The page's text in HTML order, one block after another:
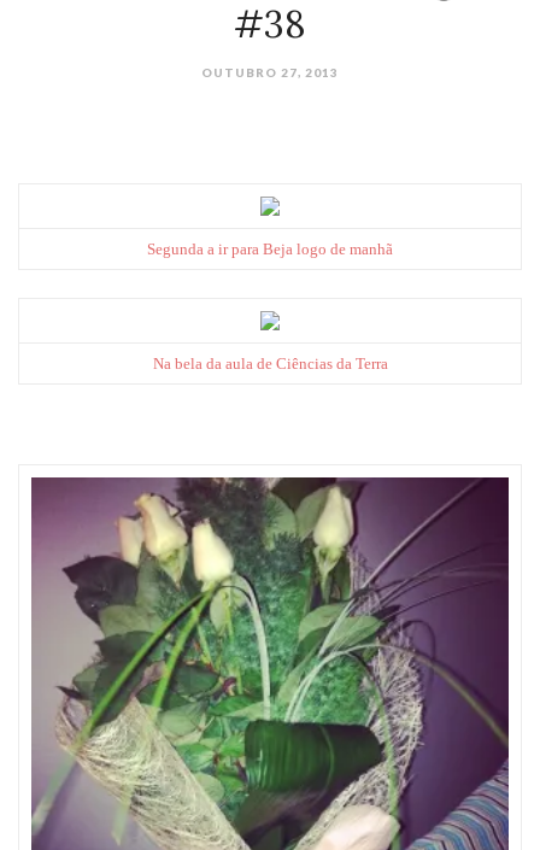
#38
OUTUBRO 27, 2013
Segunda a ir para Beja logo de manhã
Na bela da aula de Ciências da Terra